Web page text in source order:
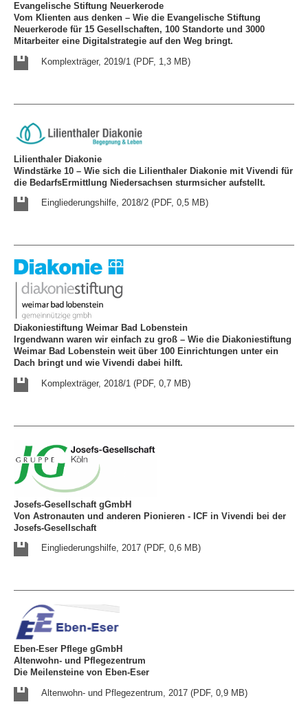
Evangelische Stiftung Neuerkerode
Vom Klienten aus denken – Wie die Evangelische Stiftung
Neuerkerode für 15 Gesellschaften, 100 Standorte und 3000
Mitarbeiter eine Digitalstrategie auf den Weg bringt.
Komplexträger, 2019/1 (PDF, 1,3 MB)
Lilienthaler Diakonie
Windstärke 10 – Wie sich die Lilienthaler Diakonie mit Vivendi für
die BedarfsErmittlung Niedersachsen sturmsicher aufstellt.
Eingliederungshilfe, 2018/2 (PDF, 0,5 MB)
Diakoniestiftung Weimar Bad Lobenstein
Irgendwann waren wir einfach zu groß – Wie die Diakoniestiftung
Weimar Bad Lobenstein weit über 100 Einrichtungen unter ein
Dach bringt und wie Vivendi dabei hilft.
Komplexträger, 2018/1 (PDF, 0,7 MB)
Josefs-Gesellschaft gGmbH
Von Astronauten und anderen Pionieren - ICF in Vivendi bei der
Josefs-Gesellschaft
Eingliederungshilfe, 2017 (PDF, 0,6 MB)
Eben-Eser Pflege gGmbH
Altenwohn- und Pflegezentrum
Die Meilensteine von Eben-Eser
Altenwohn- und Pflegezentrum, 2017 (PDF, 0,9 MB)